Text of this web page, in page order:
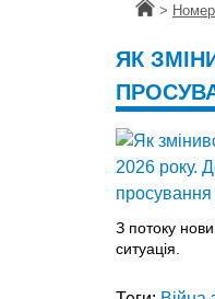
Головна
>
ЯК
З потоку
ситуація.